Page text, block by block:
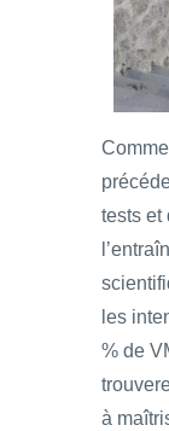
tests et
les
% de
à